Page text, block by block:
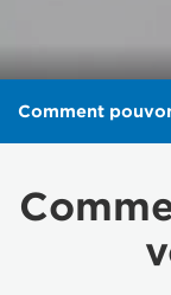
Comment